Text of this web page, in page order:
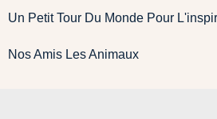
Un Petit Tour Du Monde Pour
Nos Amis Les Animaux